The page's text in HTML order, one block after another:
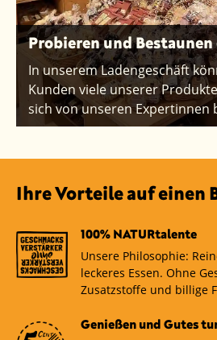
Probieren und
In unserem Ladengeschäft
Kunden viele unserer
sich von unseren Expertinnen
Ihre Vorteile auf einen
100% NATURtalente
Unsere Philosophie:
leckeres Essen. Ohne
Zusatzstoffe und billige
Genießen und Gutes